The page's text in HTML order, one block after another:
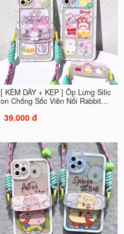
[ KÈM DÂY + KẸP ] Ốp Lưng Silic
on Chống Sốc Viền Nổi Rabbit...
39.000 đ